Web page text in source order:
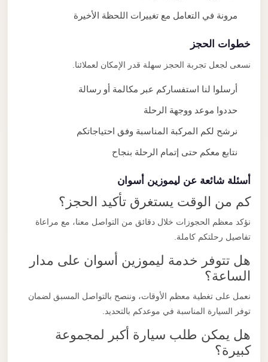
مرونة في التعامل مع تغييرات اللحظة الأخيرة
خطوات الحجز
نسعى لجعل تجربة الحجز سهلة قدر الإمكان لعملائنا.
أرسلوا لنا استفساركم عبر مكالمة أو رسالة
حددوا موعد ووجهة الرحلة
نرشح لكم المركبة المناسبة وفق احتياجاتكم
نتابع معكم حتى إتمام الرحلة بنجاح
أسئلة شائعة عن ليموزين أسوان
كم من الوقت يستغرق تأكيد الحجز؟
نؤكد معظم الحجوزات خلال دقائق من التواصل معنا، مع مراعاة
تفاصيل رحلتكم كاملة.
هل تتوفر خدمة ليموزين أسوان على مدار
الساعة؟
نعمل على تغطية معظم الأوقات، وننصح بالتواصل المسبق لضمان
توفر السيارة المناسبة في موعدكم بالتحديد.
هل يمكن طلب سيارة أكبر لمجموعة
كبيرة؟